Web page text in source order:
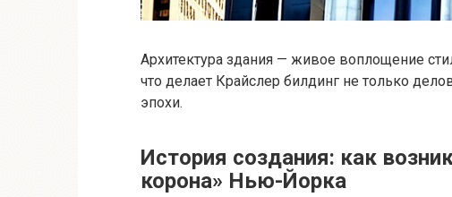
Архитектура здания — живое воплощение
что делает Крайслер билдинг не только
эпохи.
История создания: как
корона» Нью-Йорка